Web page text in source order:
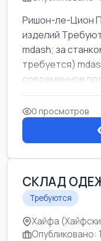
Ришон-ле-Цион
изделий
mdash; за
требуется)
современное
mda...
0 просмотров
СКЛАД
Требуются
Хайфа
Опубликовано: